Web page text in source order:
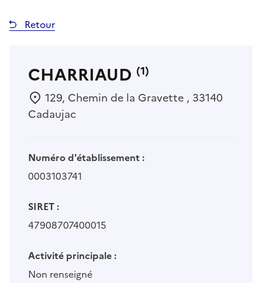
Retour
CHARRIAUD (1)
129, Chemin de la Gravette , 33140
Cadaujac
Numéro d'établissement :
0003103741
SIRET :
47908707400015
Activité principale :
Non renseigné